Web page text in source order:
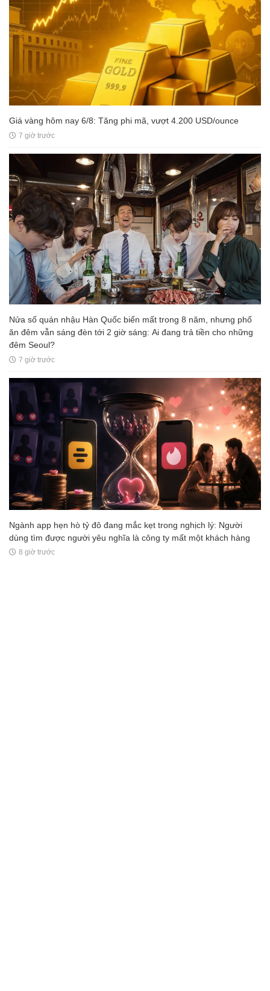
Giá vàng hôm nay 6/8: Tăng phi mã, vượt 4.200 USD/ounce
7 giờ trước
Nửa số quán nhậu Hàn Quốc biến mất trong 8 năm, nhưng phố
ăn đêm vẫn sáng đèn tới 2 giờ sáng: Ai đang trả tiền cho những
đêm Seoul?
7 giờ trước
Ngành app hẹn hò tỷ đô đang mắc kẹt trong nghịch lý: Người
dùng tìm được người yêu nghĩa là công ty mất một khách hàng
8 giờ trước